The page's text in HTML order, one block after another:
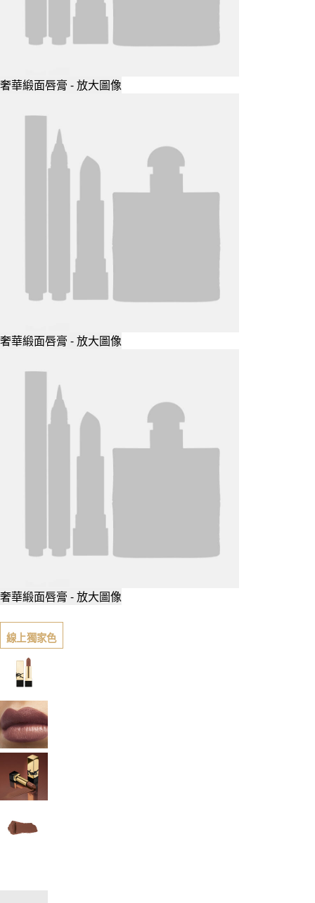
奢華緞面唇膏 - 放大圖像
奢華緞面唇膏 - 放大圖像
奢華緞面唇膏 - 放大圖像
線上獨家色